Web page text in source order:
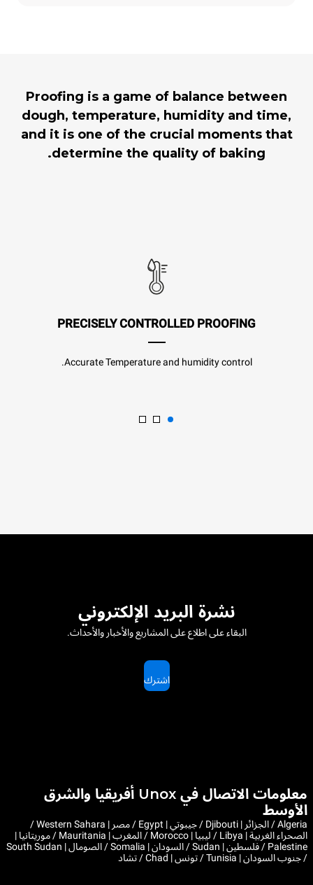
Proofing is a game of balance between
dough, temperature, humidity and time,
and it is one of the crucial moments that
determine the quality of baking.
PRECISELY CONTROLLED PROOFING
Accurate Temperature and humidity control.
نشرة البريد الإلكتروني
البقاء على اطلاع على المشاريع والأخبار والأحداث.
اشترك
معلومات الاتصال في Unox أفريقيا والشرق
الأوسط
Algeria / الجزائر | Djibouti / جيبوتي | Egypt / مصر | Western Sahara /
الصحراء الغربية | Libya / ليبيا | Morocco / المغرب | Mauritania / موريتانيا |
Palestine / فلسطين | Sudan / السودان | Somalia / الصومال | South Sudan
/ جنوب السودان | Tunisia / تونس | Chad / تشاد